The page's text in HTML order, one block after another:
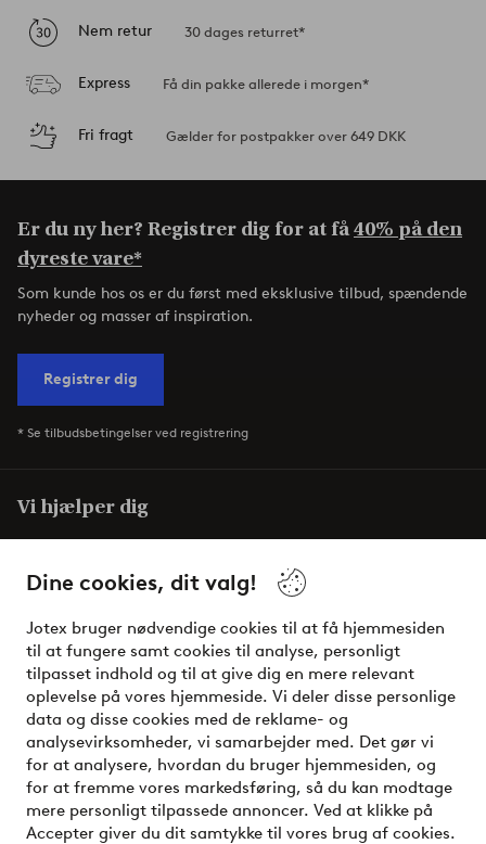
Dine cookies, dit valg!
Jotex bruger nødvendige cookies til at få hjemmesiden
til at fungere samt cookies til analyse, personligt
tilpasset indhold og til at give dig en mere relevant
oplevelse på vores hjemmeside. Vi deler disse personlige
data og disse cookies med de reklame- og
analysevirksomheder, vi samarbejder med. Det gør vi
for at analysere, hvordan du bruger hjemmesiden, og
for at fremme vores markedsføring, så du kan modtage
mere personligt tilpassede annoncer. Ved at klikke på
Accepter giver du dit samtykke til vores brug af cookies.
Nem retur 30 dages returret*
Express Få din pakke allerede i morgen*
Fri fragt Gælder for postpakker over 649 DKK
Er du ny her? Registrer dig for at få40% på den
dyreste vare*
Som kunde hos os er du først med eksklusive tilbud, spændende
nyheder og masser af inspiration.
Registrer dig
* Se tilbudsbetingelser ved registrering
Vi hjælper dig
spørgsmål. Her finder du også information om, hvordan du
nemmest kontakter os.
Kundeservice Bestilling Betalingsmåde
Mine sider